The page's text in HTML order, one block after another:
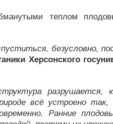
теплом
безусловно,
Херсонского
разрушается,
всё устроено так,
Ранние